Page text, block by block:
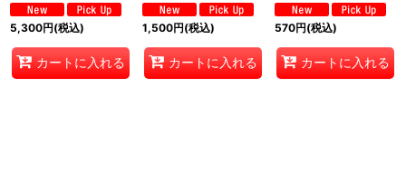
5,300円(税込)
カートに入れる
1,500円(税込)
カートに入れる
570円(税込)
カートに入れる